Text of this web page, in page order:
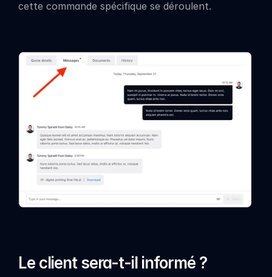
cette commande spécifique se déroulent.
Le client sera-t-il informé ?